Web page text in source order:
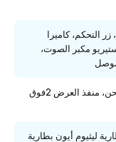
التحكم، كاميرا
مكبر الصوت،
يو اس بي موصل مع دعم: الشحن، منفذ العرض 2فوق
ليثيوم أيون بطارية